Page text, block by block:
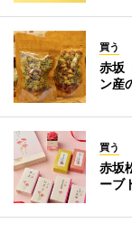
買う
赤坂
ン産
買う
赤坂
ーブ